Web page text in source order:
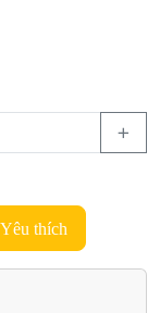
Yêu thích